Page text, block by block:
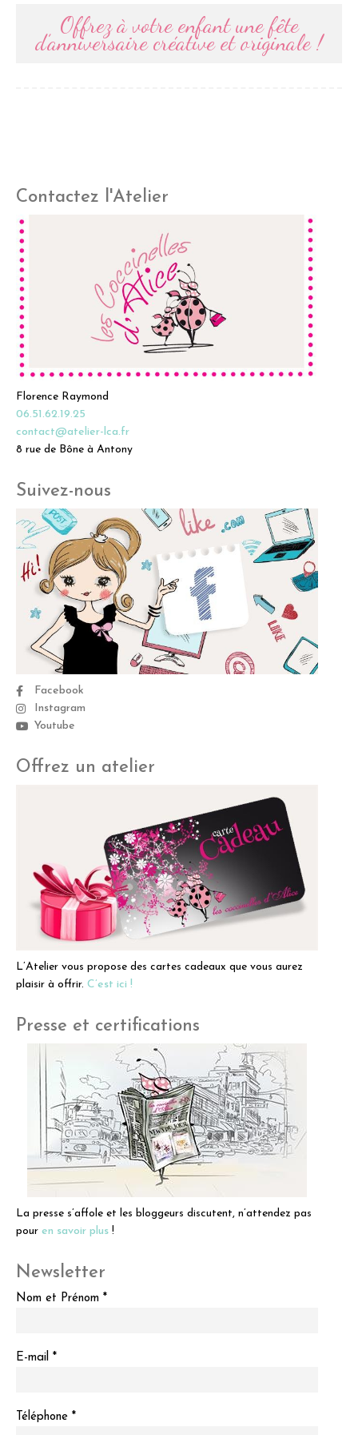
Offrez à votre enfant une fête
d’anniversaire créative et originale !
Contactez l'Atelier
Florence Raymond
06.51.62.19.25
contact@atelier-lca.fr
8 rue de Bône à Antony
Suivez-nous
Facebook
Instagram
Youtube
Offrez un atelier
L’Atelier vous propose des cartes cadeaux que vous aurez
plaisir à offrir. C’est ici !
Presse et certifications
La presse s’affole et les bloggeurs discutent, n’attendez pas
pour en savoir plus !
Newsletter
Nom et Prénom *
E-mail *
Téléphone *